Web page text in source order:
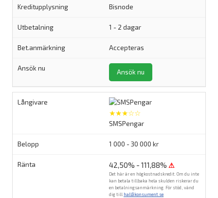
Bisnode
1 - 2 dagar
Accepteras
Ansök nu
★★★☆☆
SMSPengar
1 000 - 30 000 kr
42,50% - 111,88% ⚠
Det här är en högkostnadskredit. Om du inte
kan betala tillbaka hela skulden riskerar du
en betalningsanmärkning. För stöd, vänd
dig till hallåkonsument.se.